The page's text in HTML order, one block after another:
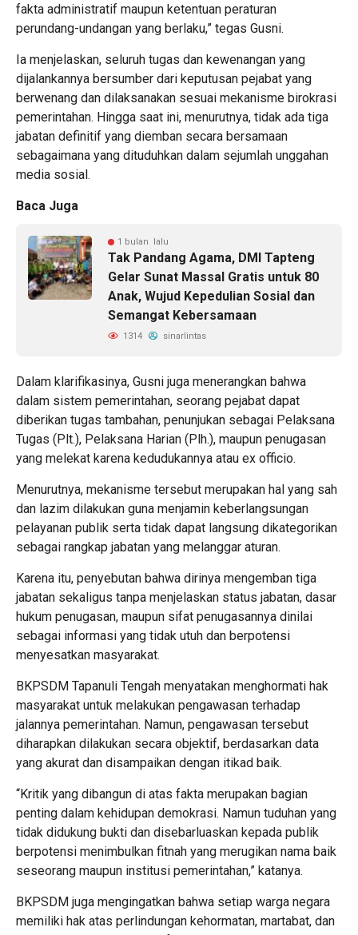
fakta administratif maupun ketentuan peraturan
perundang-undangan yang berlaku,” tegas Gusni.
Ia menjelaskan, seluruh tugas dan kewenangan yang
dijalankannya bersumber dari keputusan pejabat yang
berwenang dan dilaksanakan sesuai mekanisme birokrasi
pemerintahan. Hingga saat ini, menurutnya, tidak ada tiga
jabatan definitif yang diemban secara bersamaan
sebagaimana yang dituduhkan dalam sejumlah unggahan
media sosial.
Baca Juga
1 bulan lalu
Tak Pandang Agama, DMI Tapteng
Gelar Sunat Massal Gratis untuk 80
Anak, Wujud Kepedulian Sosial dan
Semangat Kebersamaan
1314 sinarlintas
Dalam klarifikasinya, Gusni juga menerangkan bahwa
dalam sistem pemerintahan, seorang pejabat dapat
diberikan tugas tambahan, penunjukan sebagai Pelaksana
Tugas (Plt.), Pelaksana Harian (Plh.), maupun penugasan
yang melekat karena kedudukannya atau ex officio.
Menurutnya, mekanisme tersebut merupakan hal yang sah
dan lazim dilakukan guna menjamin keberlangsungan
pelayanan publik serta tidak dapat langsung dikategorikan
sebagai rangkap jabatan yang melanggar aturan.
Karena itu, penyebutan bahwa dirinya mengemban tiga
jabatan sekaligus tanpa menjelaskan status jabatan, dasar
hukum penugasan, maupun sifat penugasannya dinilai
sebagai informasi yang tidak utuh dan berpotensi
menyesatkan masyarakat.
BKPSDM Tapanuli Tengah menyatakan menghormati hak
masyarakat untuk melakukan pengawasan terhadap
jalannya pemerintahan. Namun, pengawasan tersebut
diharapkan dilakukan secara objektif, berdasarkan data
yang akurat dan disampaikan dengan itikad baik.
“Kritik yang dibangun di atas fakta merupakan bagian
penting dalam kehidupan demokrasi. Namun tuduhan yang
tidak didukung bukti dan disebarluaskan kepada publik
berpotensi menimbulkan fitnah yang merugikan nama baik
seseorang maupun institusi pemerintahan,” katanya.
BKPSDM juga mengingatkan bahwa setiap warga negara
memiliki hak atas perlindungan kehormatan, martabat, dan